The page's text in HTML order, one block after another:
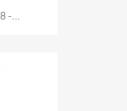
-...